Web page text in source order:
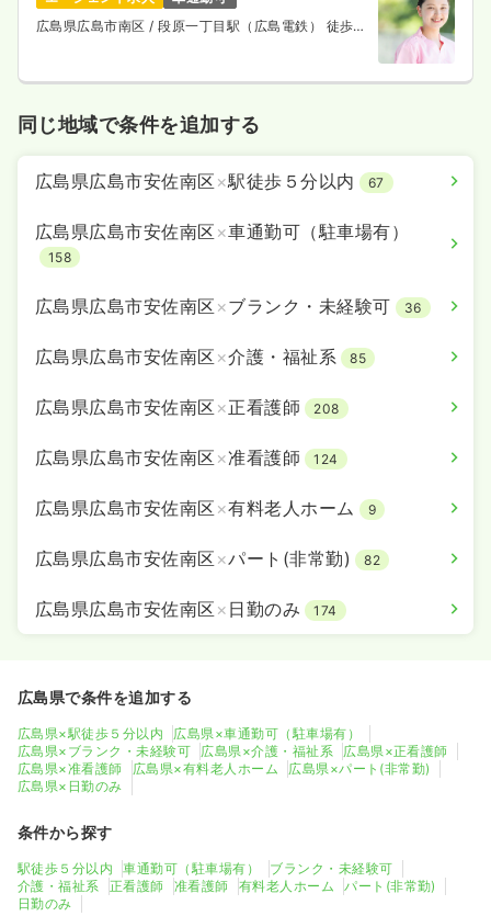
広島県広島市南区/ 段原一丁目駅（広島電鉄） 徒歩8
同じ地域で条件を追加する
広島県広島市安佐南区 ×駅徒歩５分以内 67
広島県広島市安佐南区 ×車通勤可（駐車場有）
158
広島県広島市安佐南区 ×ブランク・未経験可 36
広島県広島市安佐南区 ×介護・福祉系 85
広島県広島市安佐南区 ×正看護師 208
広島県広島市安佐南区 ×准看護師 124
広島県広島市安佐南区 ×有料老人ホーム 9
広島県広島市安佐南区 ×パート(非常勤) 82
広島県広島市安佐南区 × 日勤のみ 174
広島県で条件を追加する
広島県×駅徒歩５分以内
広島県×車通勤可（駐車場有）
広島県×ブランク・未経験可
広島県×介護・福祉系
広島県×正看護師
広島県×准看護師
広島県×有料老人ホーム
広島県×パート(非常勤)
広島県×日勤のみ
条件から探す
駅徒歩５分以内 車通勤可（駐車場有）
ブランク・未経験可
介護・福祉系
正看護師 准看護師 有料老人ホーム
パート(非常勤)
日勤のみ